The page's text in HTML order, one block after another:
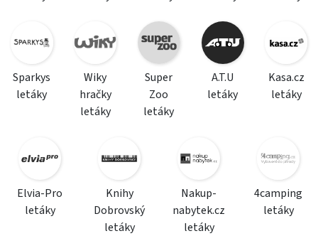
Sparkys
letáky
Wiky
hračky
letáky
Super
Zoo
letáky
A.T.U
letáky
Kasa.cz
letáky
Elvia-Pro
letáky
Knihy
Dobrovský
letáky
Nakup-
nabytek.cz
letáky
4camping
letáky